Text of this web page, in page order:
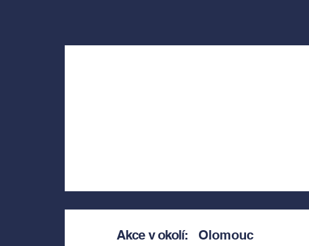
Akce v okolí: Olomouc